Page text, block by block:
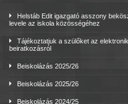
Helstáb Edit igazgató asszony
levele az iskola közösségéhez
Tájékoztatjuk a szülőket az
beiratkozásról
Beiskolázás 2025/26
Beiskolázás 2025/26
Beiskolázás 2024/25